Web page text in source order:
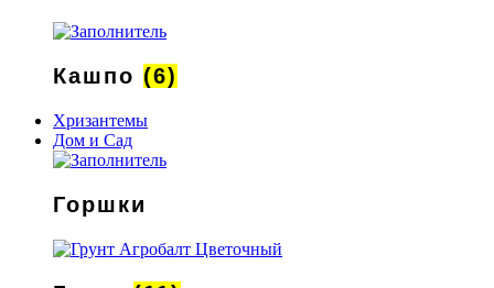
Кашпо (6)
Хризантемы
Дом и Сад
Горшки